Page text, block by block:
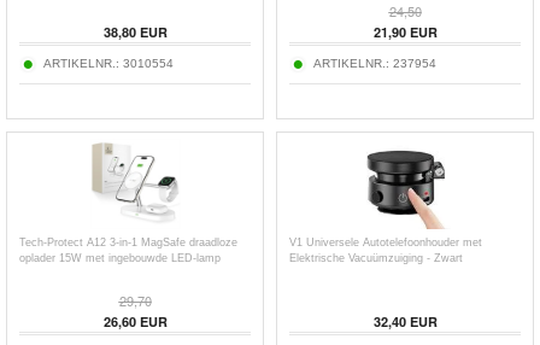
38,80EUR
ARTIKELNR.: 3010554
24,50
21,90EUR
ARTIKELNR.: 237954
Tech-Protect A12 3-in-1 MagSafe draadloze
oplader 15W met ingebouwde LED-lamp
29,70
26,60EUR
V1 Universele Autotelefoonhouder met
Elektrische Vacuümzuiging - Zwart
32,40EUR